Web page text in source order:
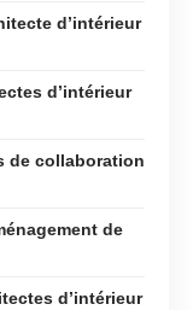
d’intérieur
d’intérieur
de collaboration
de
d’intérieur